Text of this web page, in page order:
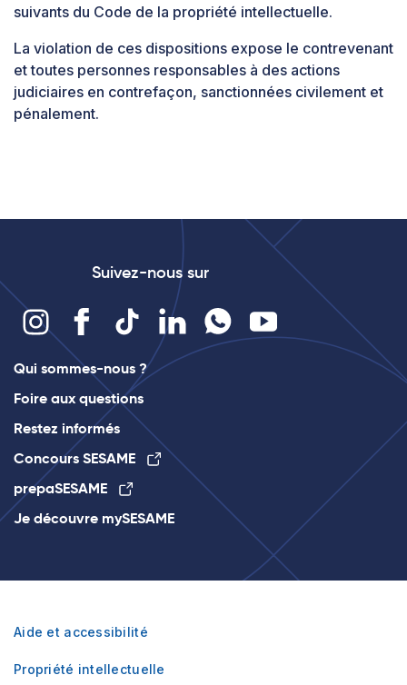
suivants du Code de la propriété intellectuelle.
La violation de ces dispositions expose le contrevenant
et toutes personnes responsables à des actions
judiciaires en contrefaçon, sanctionnées civilement et
pénalement.
Suivez-nous sur
Qui sommes-nous ?
Foire aux questions
Restez informés
Concours SESAME
prepaSESAME
Je découvre mySESAME
Aide et accessibilité
Propriété intellectuelle